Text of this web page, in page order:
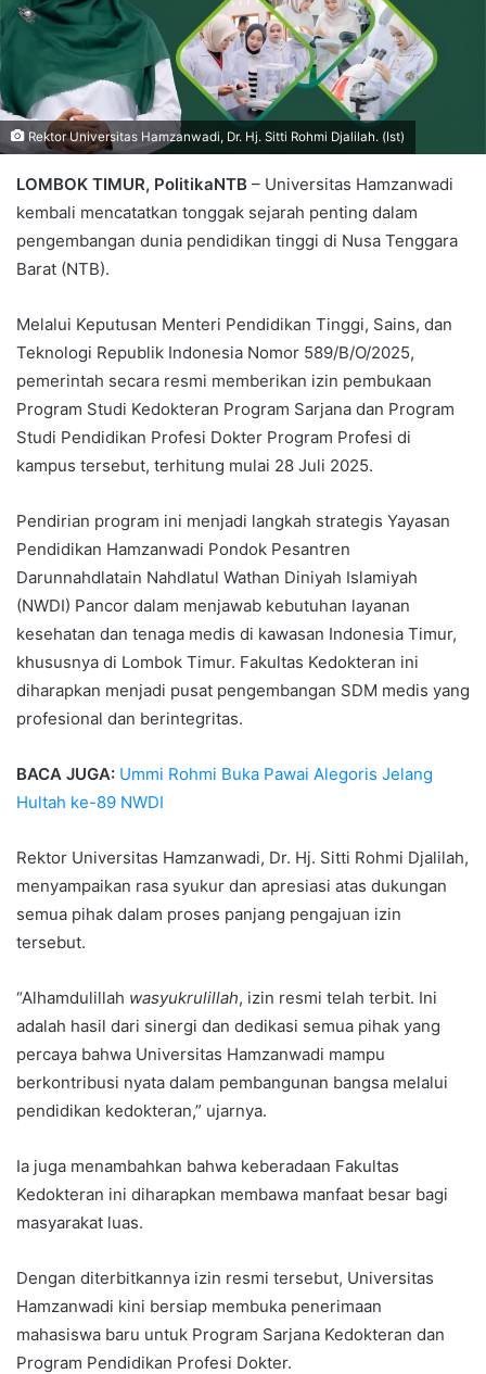
Rektor Universitas Hamzanwadi, Dr. Hj. Sitti Rohmi Djalilah. (Ist)
LOMBOK TIMUR, PolitikaNTB – Universitas Hamzanwadi
kembali mencatatkan tonggak sejarah penting dalam
pengembangan dunia pendidikan tinggi di Nusa Tenggara
Barat (NTB).
Melalui Keputusan Menteri Pendidikan Tinggi, Sains, dan
Teknologi Republik Indonesia Nomor 589/B/O/2025,
pemerintah secara resmi memberikan izin pembukaan
Program Studi Kedokteran Program Sarjana dan Program
Studi Pendidikan Profesi Dokter Program Profesi di
kampus tersebut, terhitung mulai 28 Juli 2025.
Pendirian program ini menjadi langkah strategis Yayasan
Pendidikan Hamzanwadi Pondok Pesantren
Darunnahdlatain Nahdlatul Wathan Diniyah Islamiyah
(NWDI) Pancor dalam menjawab kebutuhan layanan
kesehatan dan tenaga medis di kawasan Indonesia Timur,
khususnya di Lombok Timur. Fakultas Kedokteran ini
diharapkan menjadi pusat pengembangan SDM medis yang
profesional dan berintegritas.
BACA JUGA: Ummi Rohmi Buka Pawai Alegoris Jelang
Hultah ke-89 NWDI
Rektor Universitas Hamzanwadi, Dr. Hj. Sitti Rohmi Djalilah,
menyampaikan rasa syukur dan apresiasi atas dukungan
semua pihak dalam proses panjang pengajuan izin
tersebut.
“Alhamdulillah wasyukrulillah, izin resmi telah terbit. Ini
adalah hasil dari sinergi dan dedikasi semua pihak yang
percaya bahwa Universitas Hamzanwadi mampu
berkontribusi nyata dalam pembangunan bangsa melalui
pendidikan kedokteran,” ujarnya.
Ia juga menambahkan bahwa keberadaan Fakultas
Kedokteran ini diharapkan membawa manfaat besar bagi
masyarakat luas.
Dengan diterbitkannya izin resmi tersebut, Universitas
Hamzanwadi kini bersiap membuka penerimaan
mahasiswa baru untuk Program Sarjana Kedokteran dan
Program Pendidikan Profesi Dokter.